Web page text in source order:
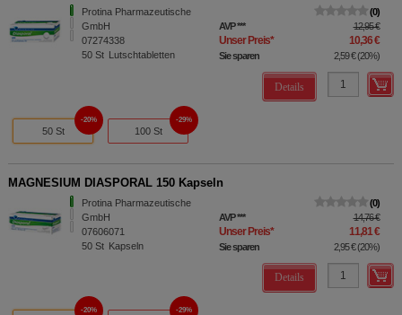
Protina Pharmazeutische
GmbH
07274338
50 St Lutschtabletten
0
AVP*** 12,95 €
Unser Preis* 10,36 €
Sie sparen 2,59 €(20%)
Details
50 St
20%
100 St
29%
MAGNESIUM DIASPORAL 150 Kapseln
Protina Pharmazeutische
GmbH
07606071
50 St Kapseln
0
AVP*** 14,76 €
Unser Preis* 11,81 €
Sie sparen 2,95 €(20%)
Details
20% 29%